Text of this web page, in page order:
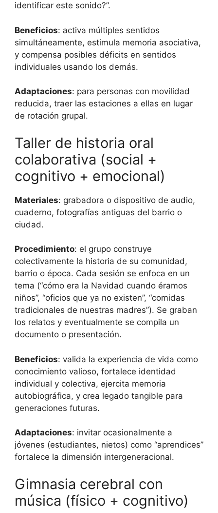
identificar este sonido?”.
Beneficios: activa múltiples sentidos
simultáneamente, estimula memoria asociativa,
y compensa posibles déficits en sentidos
individuales usando los demás.
Adaptaciones: para personas con movilidad
reducida, traer las estaciones a ellas en lugar
de rotación grupal.
Taller de historia oral
colaborativa (social +
cognitivo + emocional)
Materiales: grabadora o dispositivo de audio,
cuaderno, fotografías antiguas del barrio o
ciudad.
Procedimiento: el grupo construye
colectivamente la historia de su comunidad,
barrio o época. Cada sesión se enfoca en un
tema (“cómo era la Navidad cuando éramos
niños”, “oficios que ya no existen”, “comidas
tradicionales de nuestras madres”). Se graban
los relatos y eventualmente se compila un
documento o presentación.
Beneficios: valida la experiencia de vida como
conocimiento valioso, fortalece identidad
individual y colectiva, ejercita memoria
autobiográfica, y crea legado tangible para
generaciones futuras.
Adaptaciones: invitar ocasionalmente a
jóvenes (estudiantes, nietos) como “aprendices”
fortalece la dimensión intergeneracional.
Gimnasia cerebral con
música (físico + cognitivo)